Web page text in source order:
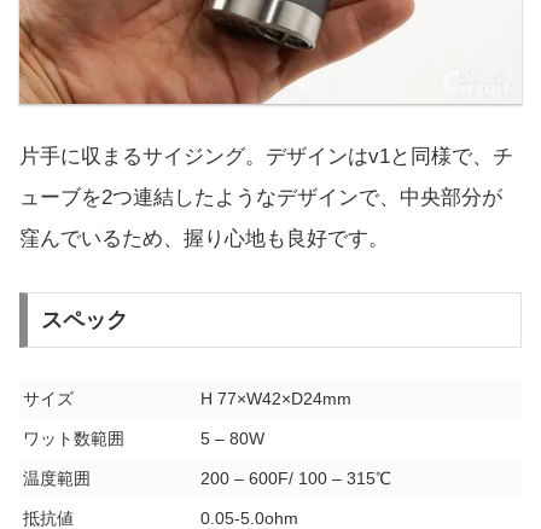
片手に収まるサイジング。デザインはv1と同様で、チ
ューブを2つ連結したようなデザインで、中央部分が
窪んでいるため、握り心地も良好です。
スペック
サイズ H 77×W42×D24mm
ワット数範囲 5 – 80W
温度範囲 200 – 600F/ 100 – 315℃
抵抗値 0.05-5.0ohm